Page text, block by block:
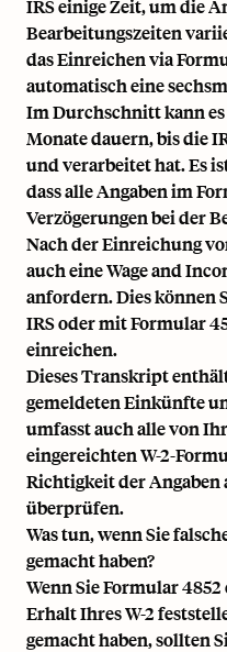
IRS einige Zeit, um die
Bearbeitungszeiten
das Einreichen via
automatisch eine
Im Durchschnitt kann
Monate dauern, bis die
und verarbeitet hat. Es
dass alle Angaben im
Verzögerungen bei der
Nach der Einreichung
auch eine Wage and
anfordern. Dies können
IRS oder mit Formular
einreichen.
Dieses Transkript
gemeldeten Einkünfte
umfasst auch alle von
eingereichten W-2-
Richtigkeit der Angaben
überprüfen.
Was tun, wenn Sie
gemacht haben?
Wenn Sie Formular
Erhalt Ihres W-2
gemacht haben, sollten